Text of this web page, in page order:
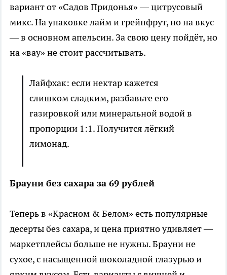
вариант от «Садов Придонья» — цитрусовый
микс. На упаковке лайм и грейпфрут, но на вкус
— в основном апельсин. За свою цену пойдёт, но
на «вау» не стоит рассчитывать.
Лайфхак: если нектар кажется
слишком сладким, разбавьте его
газировкой или минеральной водой в
пропорции 1:1. Получится лёгкий
лимонад.
Брауни без сахара за 69 рублей
Теперь в «Красном & Белом» есть популярные
десерты без сахара, и цена приятно удивляет —
маркетплейсы больше не нужны. Брауни не
сухое, с насыщенной шоколадной глазурью и